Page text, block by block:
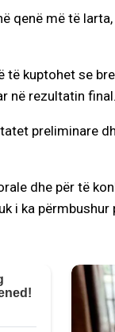
qenë më të
të kuptohet se
në rezultatin final.
preliminare
dhe për të
i ka